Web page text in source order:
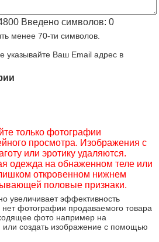
Введено символов: 0
менее 70-ти символов.
указывайте Ваш Email адрес в
только фотографии
просмотра. Изображения с
или эротику удаляются.
одежда на обнаженном теле или
откровенном нижнем
половые признаки.
увеличивает эффективность
фотографии продаваемого товара
фото например на
создать изображение с помощью